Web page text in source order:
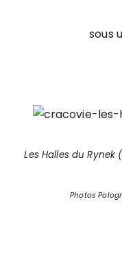
sous
Les Halles du
Photos